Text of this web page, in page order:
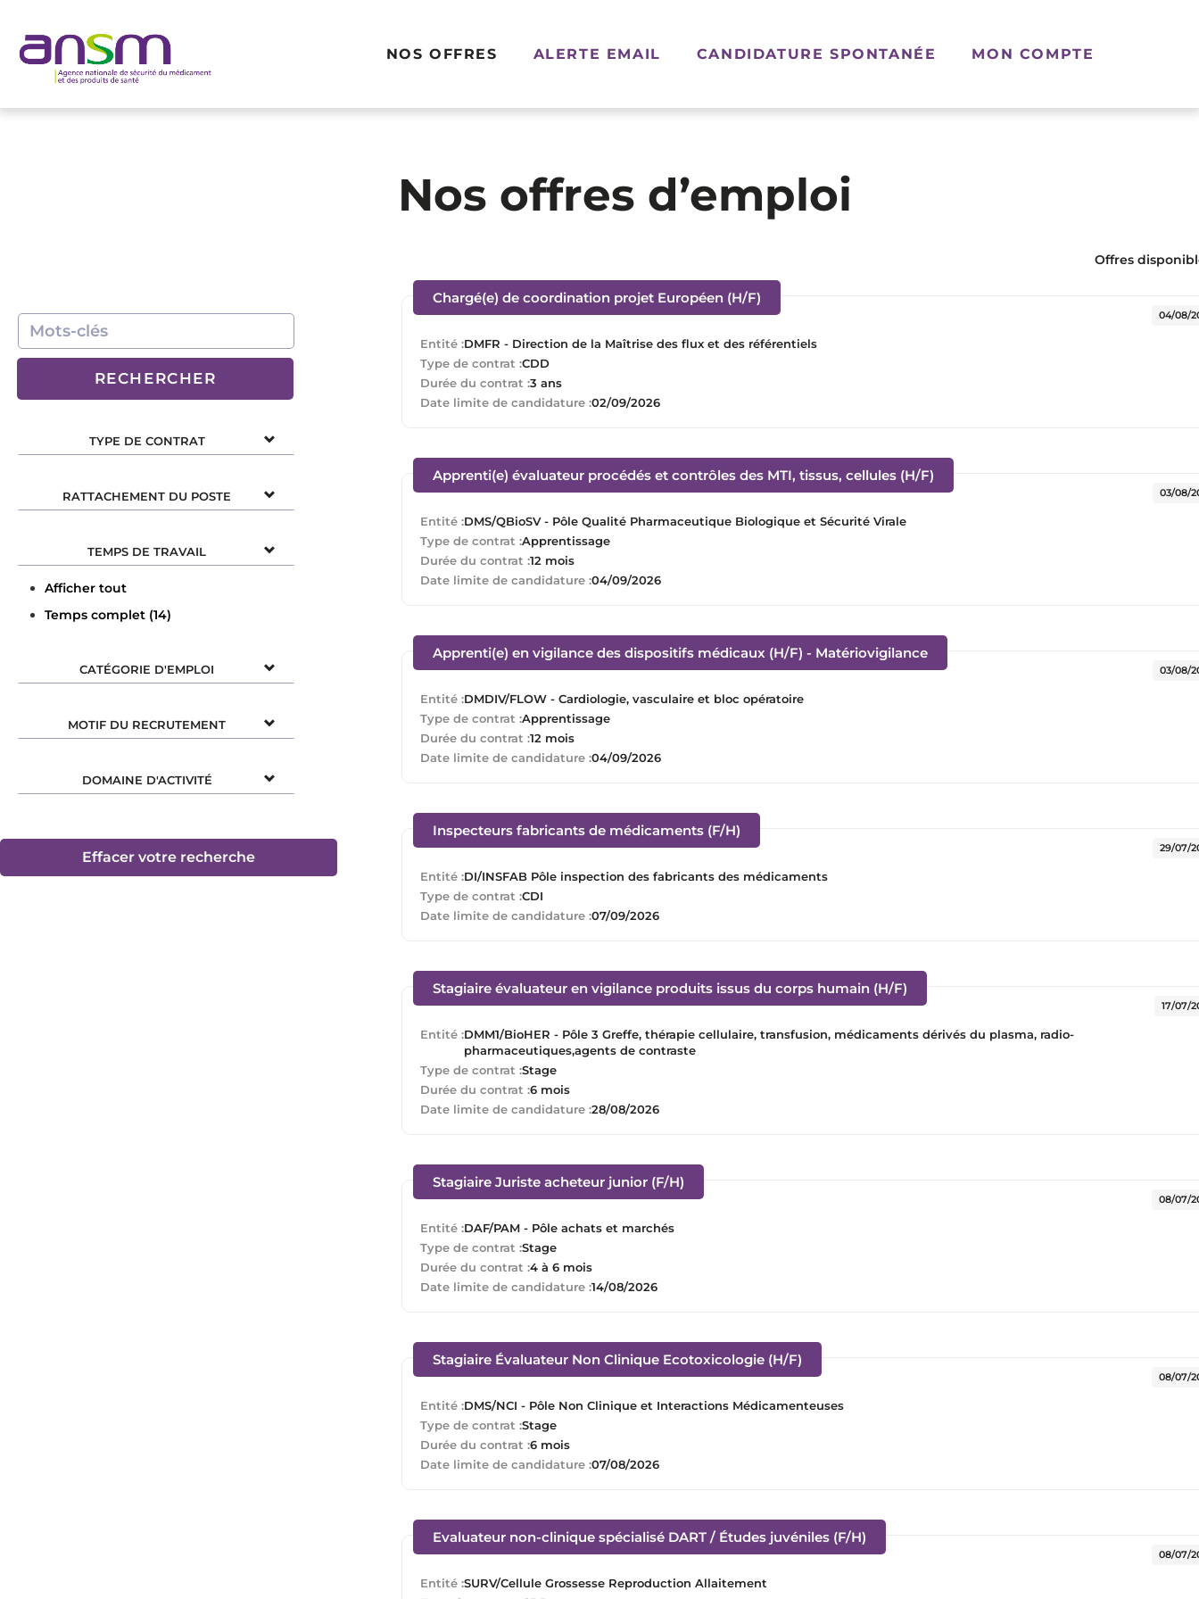
NOS OFFRES ALERTE EMAIL CANDIDATURE SPONTANÉE MON COMPTE
Nos offres d’emploi
RECHERCHER
TYPE DE CONTRAT
RATTACHEMENT DU POSTE
TEMPS DE TRAVAIL
Afficher tout
Temps complet (14)
CATÉGORIE D'EMPLOI
MOTIF DU RECRUTEMENT
DOMAINE D'ACTIVITÉ
Effacer votre recherche
Offres
Chargé(e) de coordination projet Européen (H/F)
Entité :DMFR - Direction de la Maîtrise des flux et des référentiels
Type de contrat :CDD
Durée du contrat :3 ans
04/08/
Date limite de candidature :02/09/2026
Apprenti(e) évaluateur procédés et contrôles des MTI, tissus, cellules (H/F)
Entité :DMS/QBioSV - Pôle Qualité Pharmaceutique Biologique et Sécurité Virale
Type de contrat :Apprentissage
Durée du contrat :12 mois
03/08/
Date limite de candidature :04/09/2026
Apprenti(e) en vigilance des dispositifs médicaux (H/F) - Matériovigilance(Nouvelle fenêtre)
Entité :DMDIV/FLOW - Cardiologie, vasculaire et bloc opératoire
Type de contrat :Apprentissage
Durée du contrat :12 mois
03/08/
Date limite de candidature :04/09/2026
Inspecteurs fabricants de médicaments (F/H)
Entité :DI/INSFAB Pôle inspection des fabricants des médicaments
Type de contrat :CDI
29/07/
Date limite de candidature :07/09/2026
Stagiaire évaluateur en vigilance produits issus du corps humain (H/F)
Entité :DMM1/BioHER - Pôle 3 Greffe, thérapie cellulaire, transfusion, médicaments dérivés du plasma, radio-
pharmaceutiques,agents de contraste
Type de contrat :Stage
Durée du contrat :6 mois
17/07/
Date limite de candidature :28/08/2026
Stagiaire Juriste acheteur junior (F/H)
Entité :DAF/PAM - Pôle achats et marchés
Type de contrat :Stage
Durée du contrat :4 à 6 mois
08/07/
Date limite de candidature :14/08/2026
Stagiaire Évaluateur Non Clinique Ecotoxicologie (H/F)
Entité :DMS/NCI - Pôle Non Clinique et Interactions Médicamenteuses
Type de contrat :Stage
Durée du contrat :6 mois
08/07/
Date limite de candidature :07/08/2026
Evaluateur non-clinique spécialisé DART / Études juvéniles (F/H)
Entité :SURV/Cellule Grossesse Reproduction Allaitement
08/07/